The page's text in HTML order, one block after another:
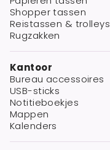
Shopper tassen
Reistassen & trolleys
Rugzakken
Kantoor
Bureau accessoires
USB-sticks
Notitieboekjes
Mappen
Kalenders